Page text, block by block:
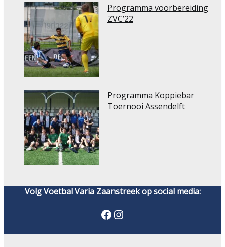
Programma voorbereiding
ZVC’22
Programma Koppiebar
Toernooi Assendelft
Volg Voetbal Varia Zaanstreek op social media:
Facebook
Instagram